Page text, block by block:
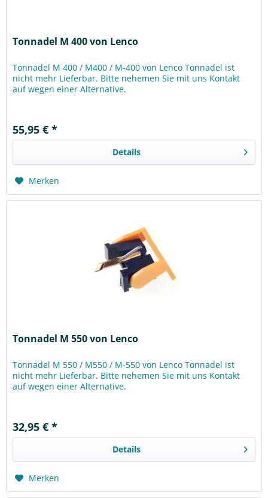
Tonnadel M 400 von Lenco
Tonnadel M 400 / M400 / M-400 von Lenco Tonnadel ist
nicht mehr Lieferbar. Bitte nehemen Sie mit uns Kontakt
auf wegen einer Alternative.
55,95 € *
Details
Merken
Tonnadel M 550 von Lenco
Tonnadel M 550 / M550 / M-550 von Lenco Tonnadel ist
nicht mehr Lieferbar. Bitte nehemen Sie mit uns Kontakt
auf wegen einer Alternative.
32,95 € *
Details
Merken